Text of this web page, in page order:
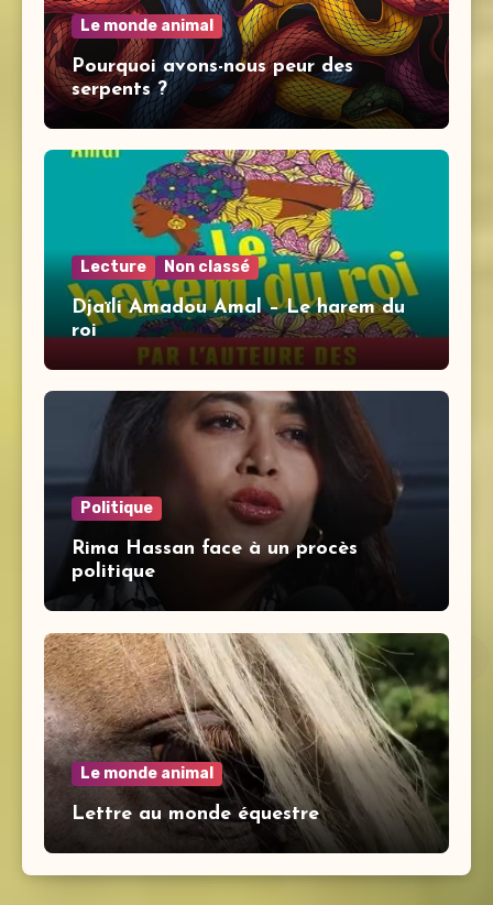
Le monde animal
Pourquoi avons-nous peur des
serpents ?
Lecture Non classé
Djaïli Amadou Amal – Le harem du
roi
Politique
Rima Hassan face à un procès
politique
Le monde animal
Lettre au monde équestre